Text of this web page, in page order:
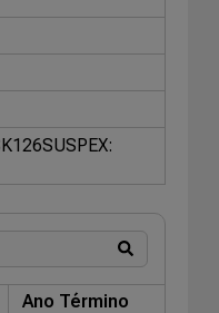
SUSPEX:
Ano Término